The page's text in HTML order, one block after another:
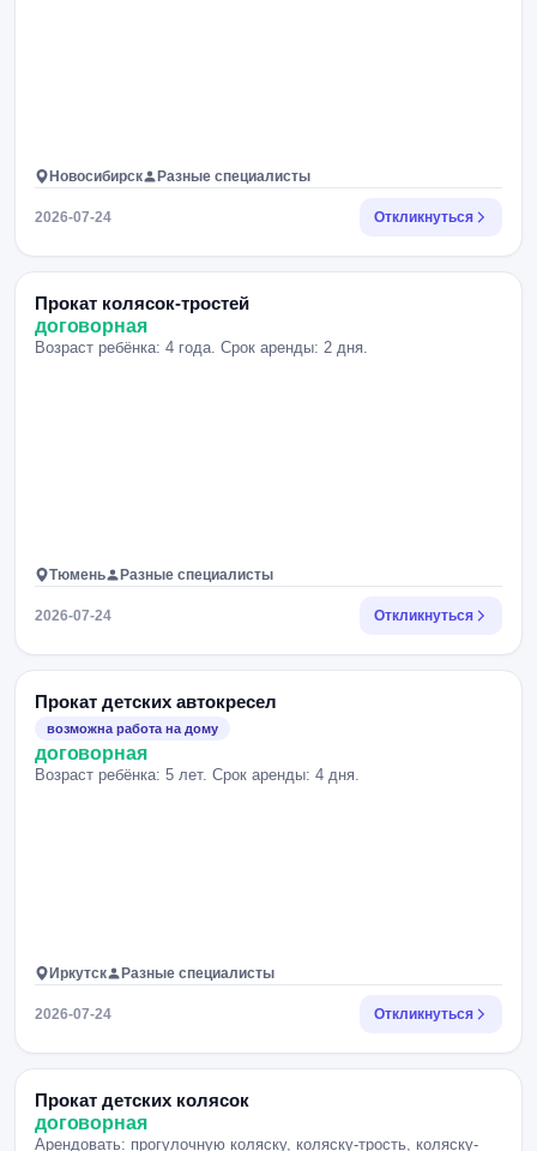
Новосибирск Разные специалисты
2026-07-24 Откликнуться
Прокат колясок-тростей
договорная
Возраст ребёнка: 4 года. Срок аренды: 2 дня.
Тюмень Разные специалисты
2026-07-24 Откликнуться
Прокат детских автокресел
возможна работа на дому
договорная
Возраст ребёнка: 5 лет. Срок аренды: 4 дня.
Иркутск Разные специалисты
2026-07-24 Откликнуться
Прокат детских колясок
договорная
Арендовать: прогулочную коляску, коляску-трость, коляску-